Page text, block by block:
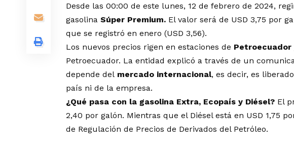
Desde las 00:00 de este lunes, 12 de febrero de 2024,
gasolina Súper Premium. El valor será de USD 3,75 por
que se registró en enero (USD 3,56).
Los nuevos precios rigen en estaciones de Petroecuador
Petroecuador. La entidad explicó a través de un
depende del mercado internacional, es decir, es
país ni de la empresa.
¿Qué pasa con la gasolina Extra, Ecopaís y Diésel? El
2,40 por galón. Mientras que el Diésel está en USD 1,75
de Regulación de Precios de Derivados del Petróleo.